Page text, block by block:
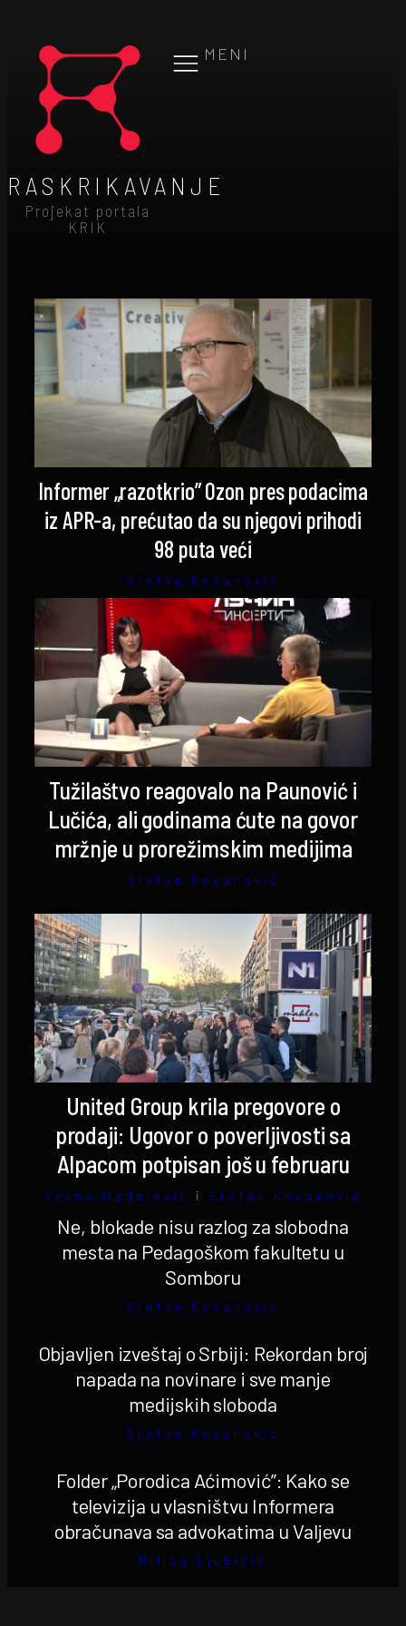
MENI
RASKRIKAVANJE
Projekat portala
KRIK
Informer „razotkrio” Ozon pres podacima
iz APR-a, prećutao da su njegovi prihodi
98 puta veći
Stefan Kosanović
Tužilaštvo reagovalo na Paunović i
Lučića, ali godinama ćute na govor
mržnje u prorežimskim medijima
Stefan Kosanović
United Group krila pregovore o
prodaji: Ugovor o poverljivosti sa
Alpacom potpisan još u februaru
Vesna Radojević i Stefan Kosanović
Ne, blokade nisu razlog za slobodna
mesta na Pedagoškom fakultetu u
Somboru
Stefan Kosanović
Objavljen izveštaj o Srbiji: Rekordan broj
napada na novinare i sve manje
medijskih sloboda
Stefan Kosanović
Folder „Porodica Aćimović”: Kako se
televizija u vlasništvu Informera
obračunava sa advokatima u Valjevu
Milica Ljubičić